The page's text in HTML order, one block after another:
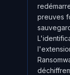
preuves